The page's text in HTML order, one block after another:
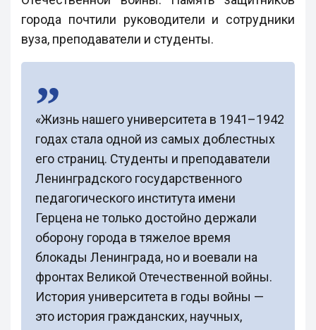
города почтили руководители и сотрудники
вуза, преподаватели и студенты.
«Жизнь нашего университета в 1941–1942
годах стала одной из самых доблестных
его страниц. Студенты и преподаватели
Ленинградского государственного
педагогического института имени
Герцена не только достойно держали
оборону города в тяжелое время
блокады Ленинграда, но и воевали на
фронтах Великой Отечественной войны.
История университета в годы войны —
это история гражданских, научных,